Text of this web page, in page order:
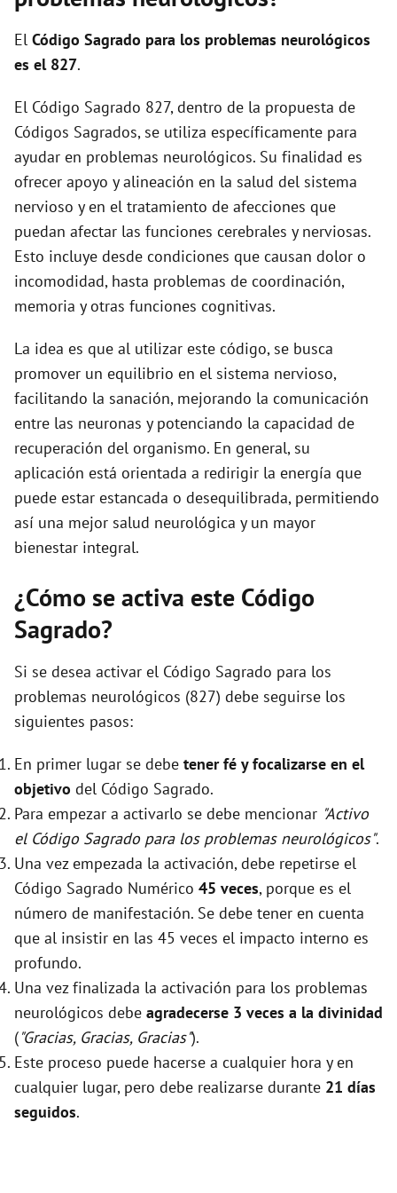
i
e
o
El Código Sagrado para los problemas neurológicos
es el 827.
El Código Sagrado 827, dentro de la propuesta de
Códigos Sagrados, se utiliza específicamente para
ayudar en problemas neurológicos. Su finalidad es
ofrecer apoyo y alineación en la salud del sistema
nervioso y en el tratamiento de afecciones que
puedan afectar las funciones cerebrales y nerviosas.
Esto incluye desde condiciones que causan dolor o
incomodidad, hasta problemas de coordinación,
memoria y otras funciones cognitivas.
La idea es que al utilizar este código, se busca
promover un equilibrio en el sistema nervioso,
facilitando la sanación, mejorando la comunicación
entre las neuronas y potenciando la capacidad de
recuperación del organismo. En general, su
aplicación está orientada a redirigir la energía que
puede estar estancada o desequilibrada, permitiendo
así una mejor salud neurológica y un mayor
bienestar integral.
¿Cómo se activa este Código
Sagrado?
Si se desea activar el Código Sagrado para los
problemas neurológicos (827) debe seguirse los
siguientes pasos:
En primer lugar se debe tener fé y focalizarse en el
objetivo del Código Sagrado.
Para empezar a activarlo se debe mencionar "Activo
el Código Sagrado para los problemas neurológicos".
Una vez empezada la activación, debe repetirse el
Código Sagrado Numérico 45 veces, porque es el
número de manifestación. Se debe tener en cuenta
que al insistir en las 45 veces el impacto interno es
profundo.
Una vez finalizada la activación para los problemas
neurológicos debe agradecerse 3 veces a la divinidad
("Gracias, Gracias, Gracias").
Este proceso puede hacerse a cualquier hora y en
cualquier lugar, pero debe realizarse durante 21 días
seguidos.